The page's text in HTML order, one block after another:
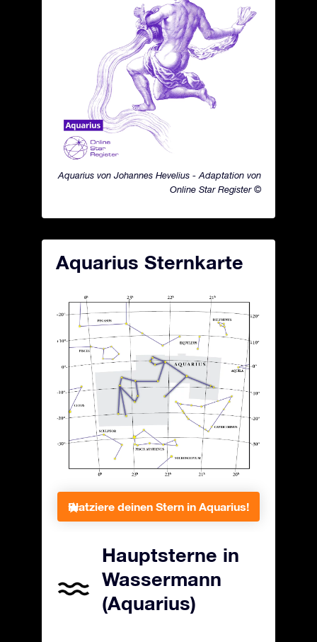
Aquarius von Johannes Hevelius - Adaptation von
Online Star Register ©
Aquarius Sternkarte
Platziere deinen Stern in Aquarius!
Hauptsterne in
Wassermann
(Aquarius)